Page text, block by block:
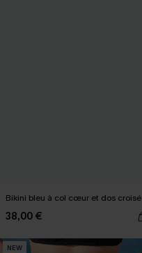
Bikini bleu à col cœur et dos croisé
38,00 €
NEW